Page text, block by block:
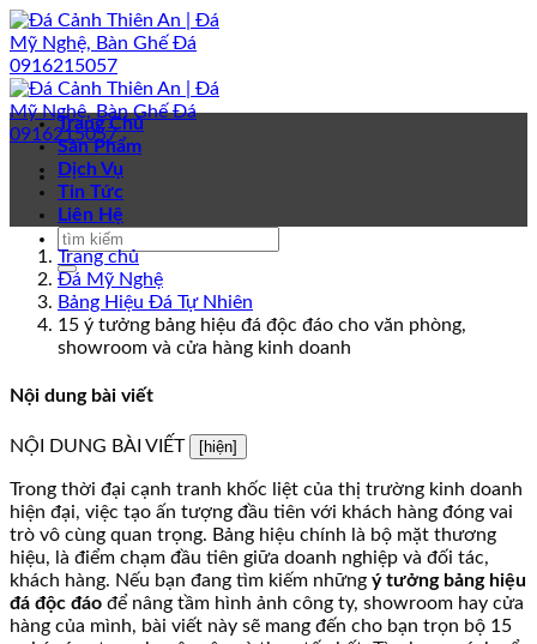
Bỏ
qua
nội
dung
Trang Chủ
Sản Phẩm
Dịch Vụ
Tin Tức
Liên Hệ
Trang chủ
Đá Mỹ Nghệ
Bảng Hiệu Đá Tự Nhiên
15 ý tưởng bảng hiệu đá độc đáo cho văn phòng,
showroom và cửa hàng kinh doanh
Nội dung bài viết
NỘI DUNG BÀI VIẾT [hiện]
Trong thời đại cạnh tranh khốc liệt của thị trường kinh doanh
hiện đại, việc tạo ấn tượng đầu tiên với khách hàng đóng vai
trò vô cùng quan trọng. Bảng hiệu chính là bộ mặt thương
hiệu, là điểm chạm đầu tiên giữa doanh nghiệp và đối tác,
khách hàng. Nếu bạn đang tìm kiếm những ý tưởng bảng hiệu
đá độc đáo để nâng tầm hình ảnh công ty, showroom hay cửa
hàng của mình, bài viết này sẽ mang đến cho bạn trọn bộ 15